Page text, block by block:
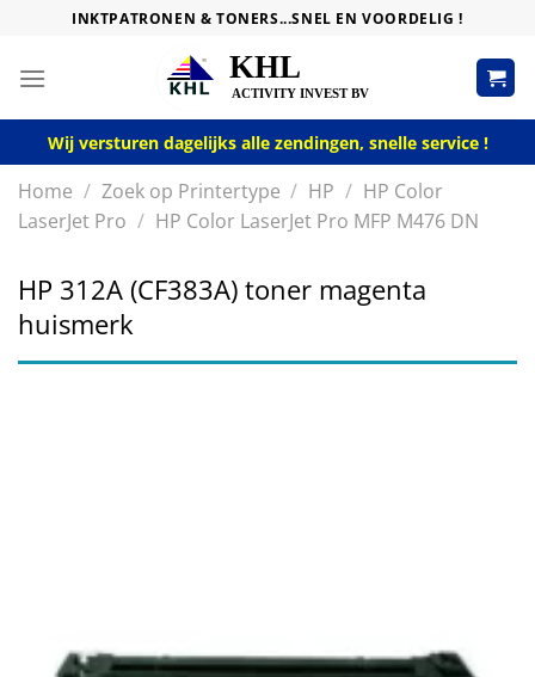
content
INKTPATRONEN & TONERS...SNEL EN VOORDELIG !
Wij versturen dagelijks alle zendingen, snelle service !
Home / Zoek op Printertype / HP / HP Color
LaserJet Pro / HP Color LaserJet Pro MFP M476 DN
HP 312A (CF383A) toner magenta
huismerk